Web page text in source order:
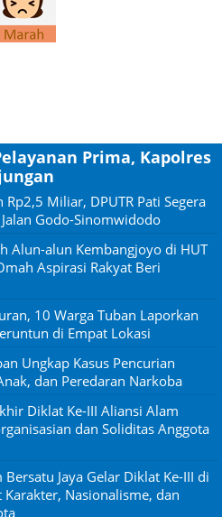
Prima, Kapolres
Rp2,5 Miliar, DPUTR Pati Segera
Godo-Sinomwidodo
Alun-alun Kembangjoyo di HUT
Aspirasi Rakyat Beri
10 Warga Tuban Laporkan
di Empat Lokasi
Ungkap Kasus Pencurian
dan Peredaran Narkoba
Diklat Ke-III Aliansi Alam
dan Soliditas Anggota
Jaya Gelar Diklat Ke-III di
Karakter, Nasionalisme, dan